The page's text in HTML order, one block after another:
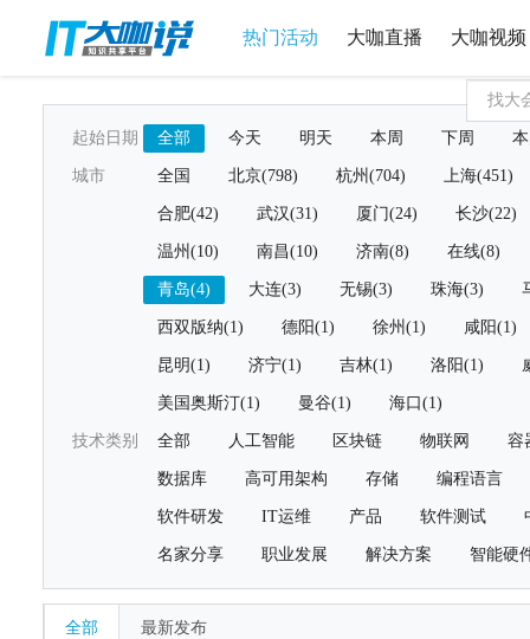
热门活动 大咖直播 大咖视频
起始日期 全部 今天 明天 本周 下周
城市 全国 北京(798) 杭州(704) 上海(451)
合肥(42) 武汉(31) 厦门(24) 长沙(22)
温州(10) 南昌(10) 济南(8) 在线(8)
青岛(4) 大连(3) 无锡(3) 珠海(3)
西双版纳(1) 德阳(1) 徐州(1) 咸阳(1)
昆明(1) 济宁(1) 吉林(1) 洛阳(1)
美国奥斯汀(1) 曼谷(1) 海口(1)
技术类别 全部 人工智能 区块链 物联网 容
数据库 高可用架构 存储 编程语言
软件研发 IT运维 产品 软件测试
名家分享 职业发展 解决方案 智能硬
全部 最新发布